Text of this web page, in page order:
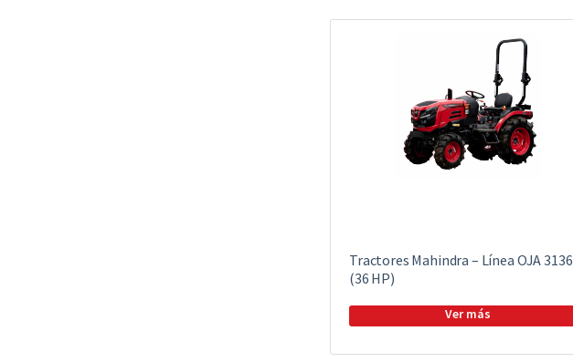
Tractores Mahindra – Línea OJA 3136
(36 HP)